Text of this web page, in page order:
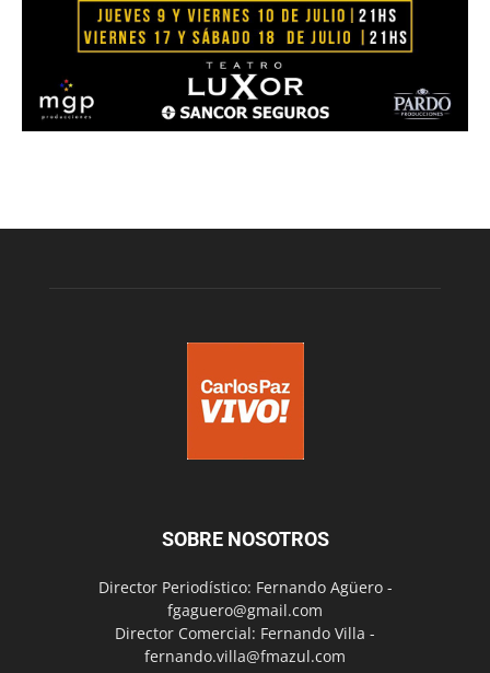
SOBRE NOSOTROS
Director Periodístico: Fernando Agüero -
fgaguero@gmail.com
Director Comercial: Fernando Villa -
fernando.villa@fmazul.com